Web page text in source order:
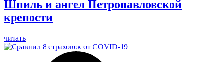
Шпиль и ангел Петропавловской
крепости
читать